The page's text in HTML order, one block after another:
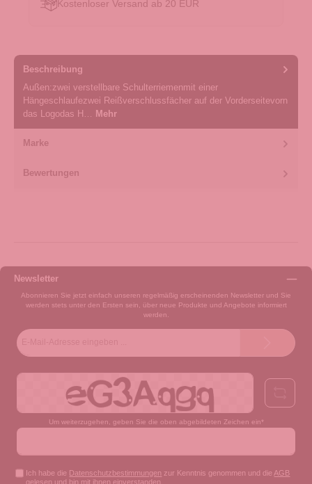
Kostenloser Versand ab 20 EUR
Beschreibung
Außen:zwei verstellbare Schulterriemenmit einer
Hängeschlaufezwei Reißverschlussfächer auf der Vorderseitevorn
das Logodas H… Mehr
Marke
Bewertungen
Newsletter
Abonnieren Sie jetzt einfach unseren regelmäßig erscheinenden Newsletter und Sie
werden stets unter den Ersten sein, über neue Produkte und Angebote informiert
werden.
Um weiterzugehen, geben Sie die oben abgebildeten Zeichen ein*
Ich habe die Datenschutzbestimmungen zur Kenntnis genommen und die AGB
gelesen und bin mit ihnen einverstanden.